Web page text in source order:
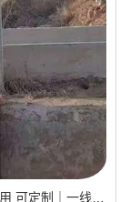
3×3米铸铁闸门 超大规格 高承重 水库 河道适用 可定制｜一线实操优选，抗压稳如磐石